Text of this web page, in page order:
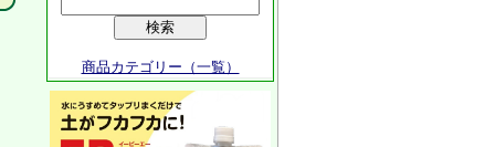
商品カテゴリー（一覧）